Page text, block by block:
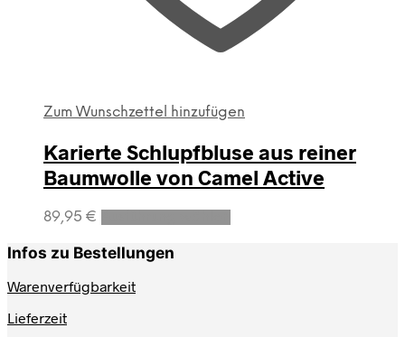
Zum Wunschzettel hinzufügen
Karierte Schlupfbluse aus reiner
Baumwolle von Camel Active
89,95 €
Dieses
Infos zu Bestellungen
Warenverfügbarkeit
Lieferzeit